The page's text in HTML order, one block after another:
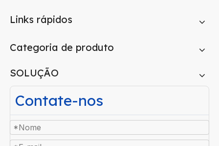
Links rápidos
Categoria de produto
SOLUÇÃO
Contate-nos